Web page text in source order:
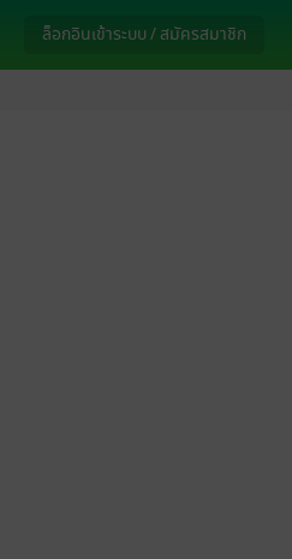
ล็อกอินเข้าระบบ / สมัครสมาชิก